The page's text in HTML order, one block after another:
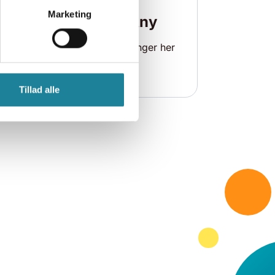
Marketing
Tillad alle
myDstny
Se dine regninger her